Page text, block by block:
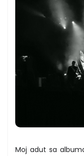
Moj adut sa